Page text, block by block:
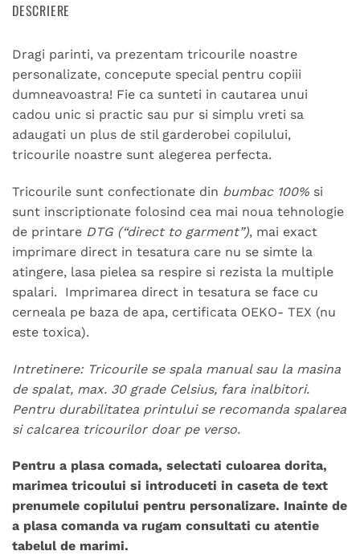
DESCRIERE
Dragi parinti, va prezentam tricourile noastre
personalizate, concepute special pentru copiii
dumneavoastra! Fie ca sunteti in cautarea unui
cadou unic si practic sau pur si simplu vreti sa
adaugati un plus de stil garderobei copilului,
tricourile noastre sunt alegerea perfecta.
Tricourile sunt confectionate din bumbac 100% si
sunt inscriptionate folosind cea mai noua tehnologie
de printare DTG (“direct to garment”), mai exact
imprimare direct in tesatura care nu se simte la
atingere, lasa pielea sa respire si rezista la multiple
spalari. Imprimarea direct in tesatura se face cu
cerneala pe baza de apa, certificata OEKO- TEX (nu
este toxica).
Intretinere: Tricourile se spala manual sau la masina
de spalat, max. 30 grade Celsius, fara inalbitori.
Pentru durabilitatea printului se recomanda spalarea
si calcarea tricourilor doar pe verso.
Pentru a plasa comada, selectati culoarea dorita,
marimea tricoului si introduceti in caseta de text
prenumele copilului pentru personalizare. Inainte de
a plasa comanda va rugam consultati cu atentie
tabelul de marimi.